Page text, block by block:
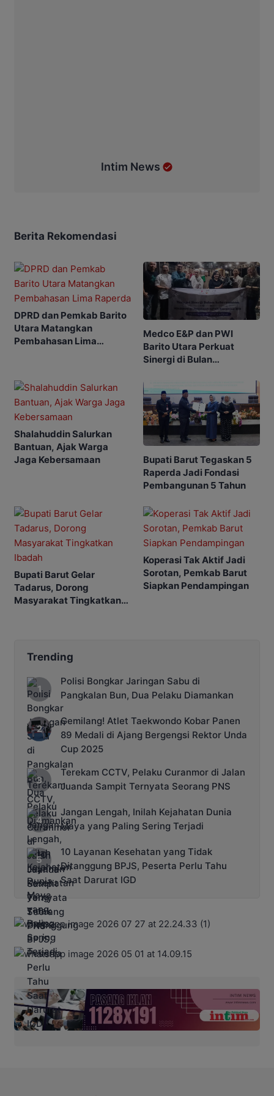
Intim News
Berita Rekomendasi
DPRD dan Pemkab Barito
Utara Matangkan
Pembahasan Lima
Medco E&P dan PWI
Barito Utara Perkuat
Sinergi di Bulan
Shalahuddin Salurkan
Bantuan, Ajak Warga
Jaga Kebersamaan
Bupati Barut Tegaskan 5
Raperda Jadi Fondasi
Pembangunan 5 Tahun
Bupati Barut Gelar
Tadarus, Dorong
Masyarakat Tingkatkan
Koperasi Tak Aktif Jadi
Sorotan, Pemkab Barut
Siapkan Pendampingan
Trending
Polisi Bongkar Jaringan Sabu di
Pangkalan Bun, Dua Pelaku Diamankan
Gemilang! Atlet Taekwondo Kobar Panen
89 Medali di Ajang Bergengsi Rektor Unda
Cup 2025
Terekam CCTV, Pelaku Curanmor di Jalan
Juanda Sampit Ternyata Seorang PNS
Jangan Lengah, Inilah Kejahatan Dunia
Maya yang Paling Sering Terjadi
10 Layanan Kesehatan yang Tidak
Ditanggung BPJS, Peserta Perlu Tahu
Saat Darurat IGD